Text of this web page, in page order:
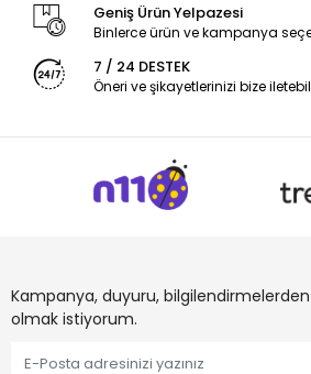
Geniş Ürün Yelpazesi
Binlerce ürün ve kampanya
7 / 24 DESTEK
Öneri ve şikayetlerinizi bize
Kampanya, duyuru,
olmak istiyorum.